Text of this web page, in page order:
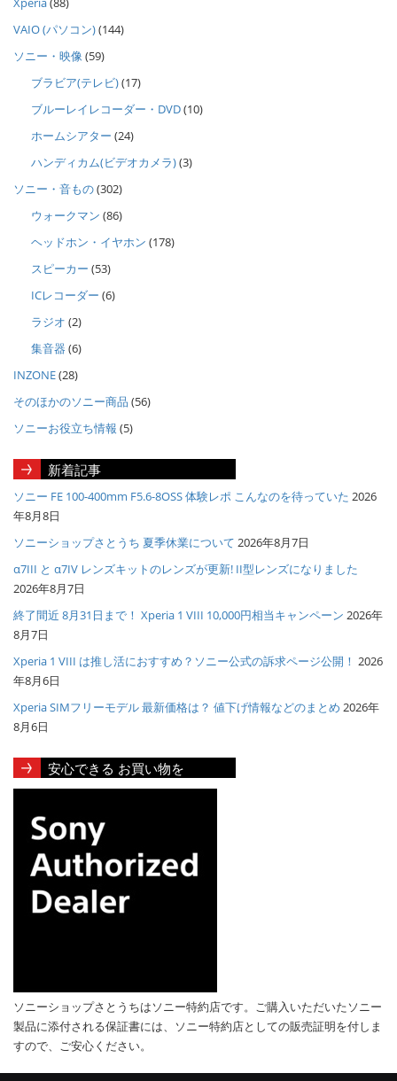
VAIO (パソコン)(144)
ソニー・映像(59)
ブラビア(テレビ)(17)
ブルーレイレコーダー・DVD(10)
ホームシアター (24)
ハンディカム(ビデオカメラ)(3)
ソニー・音もの(302)
ウォークマン (86)
ヘッドホン・イヤホン (178)
スピーカー (53)
ICレコーダー (6)
ラジオ (2)
集音器 (6)
INZONE(28)
そのほかのソニー商品 (56)
ソニーお役立ち情報 (5)
新着記事
ソニー FE 100-400mm F5.6-8OSS 体験レポ こんなのを待っていた 2026
年8月8日
ソニーショップさとうち 夏季休業について 2026年8月7日
α7III と α7IV レンズキットのレンズが更新! II型レンズになりました
2026年8月7日
終了間近 8月31日まで！ Xperia 1 VIII 10,000円相当キャンペーン 2026年
8月7日
Xperia 1 VIII は推し活におすすめ？ソニー公式の訴求ページ公開！ 2026
年8月6日
Xperia SIMフリーモデル 最新価格は？ 値下げ情報などのまとめ 2026年
8月6日
安心できる お買い物を
ソニーショップさとうちはソニー特約店です。ご購入いただいたソニー
製品に添付される保証書には、ソニー特約店としての販売証明を付しま
すので、ご安心ください。